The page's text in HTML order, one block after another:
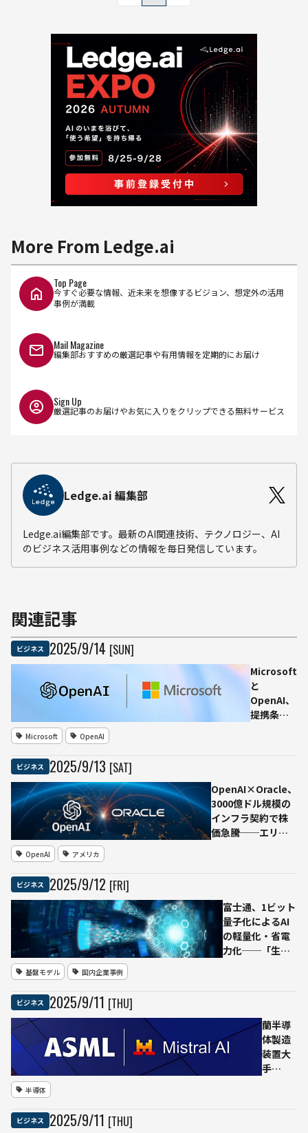
More From Ledge.ai
Top Page
今すぐ必要な情報、近未来を想像するビジョン、想定外の活用
事例が満載
Mail Magazine
編集部おすすめの厳選記事や有用情報を定期的にお届け
Sign Up
厳選記事のお届けやお気に入りをクリップできる無料サービス
Ledge.ai 編集部
Ledge.ai編集部です。最新のAI関連技術、テクノロジー、AI
のビジネス活用事例などの情報を毎日発信しています。
関連記事
ビジネス 2025/9/14 [SUN]
Microsoft
と
OpenAI、
提携条件
を発表
Microsoft OpenAI
ビジネス 2025/9/13 [SAT]
OpenAI×Oracle、
3000億ドル規模の
インフラ契約で株
価急騰──エリソ
OpenAI アメリカ
ビジネス 2025/9/12 [FRI]
富士通、1ビット
量子化によるAI
の軽量化・省電
力化──「生成
基盤モデル 国内企業事例
ビジネス 2025/9/11 [THU]
蘭半導
体製造
装置大
手
半導体
ビジネス 2025/9/11 [THU]